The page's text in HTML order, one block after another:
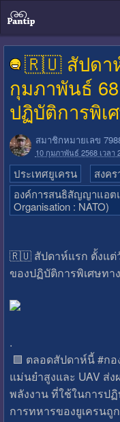
🇷🇺 สัปดา
กุมภาพันธ์
ปฏิบัติการพิเ
สมาชิกหมายเลข
10 กุมภาพันธ์ 2568 เวลา
ประเทศยูเครน สงค
องค์การสนธิสัญญาแอต
Organisation : NATO)
🇷🇺 สัปดาห์แรก ตั้งแต่
ของปฏิบัติการพิเศษทา
.
🟪 ตลอดสัปดาห์นี้ #ก
แม่นยำสูงและ UAV ส่
พลังงาน ที่ใช้ในการป
การทหารของยูเครนถู